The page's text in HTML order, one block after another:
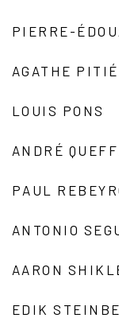
PIERRE-
AGATHE PITIÉ
LOUIS PONS
ANDRÉ
PAUL
ANTONIO
AARON
EDIK